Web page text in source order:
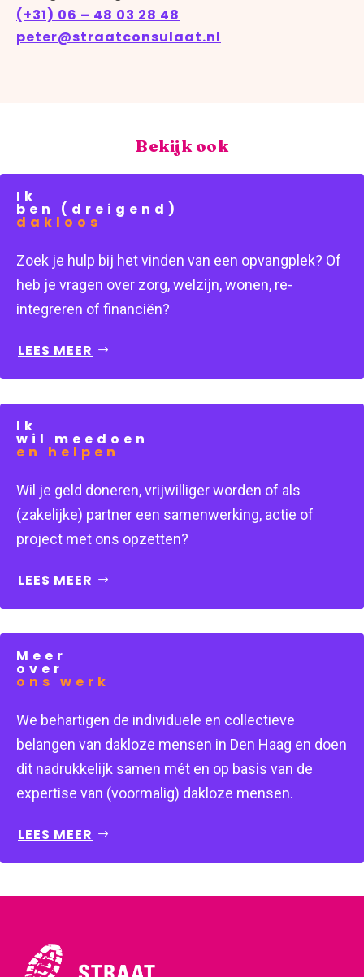
(+31) 06 – 48 03 28 48
peter@straatconsulaat.nl
Bekijk ook
Ik
ben (dreigend)
dakloos
Zoek je hulp bij het vinden van een opvangplek? Of
heb je vragen over zorg, welzijn, wonen, re-
integreren of financiën?
LEES MEER
Ik
wil meedoen
en helpen
Wil je geld doneren, vrijwilliger worden of als
(zakelijke) partner een samenwerking, actie of
project met ons opzetten?
LEES MEER
Meer
over
ons werk
We behartigen de individuele en collectieve
belangen van dakloze mensen in Den Haag en doen
dit nadrukkelijk samen mét en op basis van de
expertise van (voormalig) dakloze mensen.
LEES MEER